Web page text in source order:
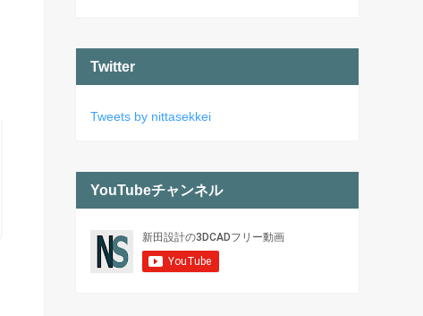
Twitter
Tweets by nittasekkei
YouTubeチャンネル